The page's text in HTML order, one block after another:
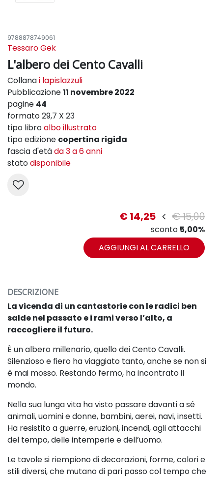
9788878749061
Tessaro Gek
L'albero dei Cento Cavalli
Collanai lapislazzuli
Pubblicazione11 novembre 2022
pagine 44
formato 29,7 X 23
tipo libroalbo illustrato
tipo edizione copertina rigida
fascia d'etàda 3 a 6 anni
statodisponibile
€ 14,25 € 15,00
sconto 5,00%
AGGIUNGI AL CARRELLO
DESCRIZIONE
La vicenda di un cantastorie con le radici ben
salde nel passato e i rami verso l’alto, a
raccogliere il futuro.
È un albero millenario, quello dei Cento Cavalli.
Silenzioso e fiero ha viaggiato tanto, anche se non si
è mai mosso. Restando fermo, ha incontrato il
mondo.
Nella sua lunga vita ha visto passare davanti a sé
animali, uomini e donne, bambini, aerei, navi, insetti.
Ha resistito a guerre, eruzioni, incendi, agli attacchi
del tempo,delle intemperie e dell’uomo.
Le tavole si riempiono di decorazioni, forme, colori e
stili diversi, che mutano di pari passocol tempo che